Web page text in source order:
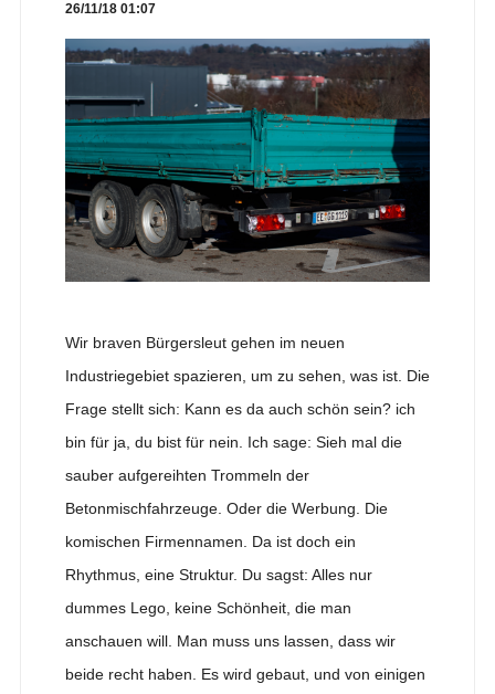
26/11/18 01:07
Wir braven Bürgersleut gehen im neuen
Industriegebiet spazieren, um zu sehen, was ist. Die
Frage stellt sich: Kann es da auch schön sein? ich
bin für ja, du bist für nein. Ich sage: Sieh mal die
sauber aufgereihten Trommeln der
Betonmischfahrzeuge. Oder die Werbung. Die
komischen Firmennamen. Da ist doch ein
Rhythmus, eine Struktur. Du sagst: Alles nur
dummes Lego, keine Schönheit, die man
anschauen will. Man muss uns lassen, dass wir
beide recht haben. Es wird gebaut, und von einigen